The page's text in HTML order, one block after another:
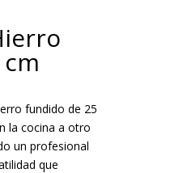
fundido de 25
la cocina a otro
un profesional
que